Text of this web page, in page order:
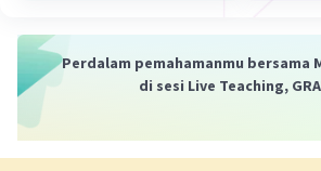
dalam keberagaman etnis,
budaya yang ada di Indonesia.
mempengaruhi lahirnya
Perdalam pemahamanmu bersama
di sesi Live Teaching,